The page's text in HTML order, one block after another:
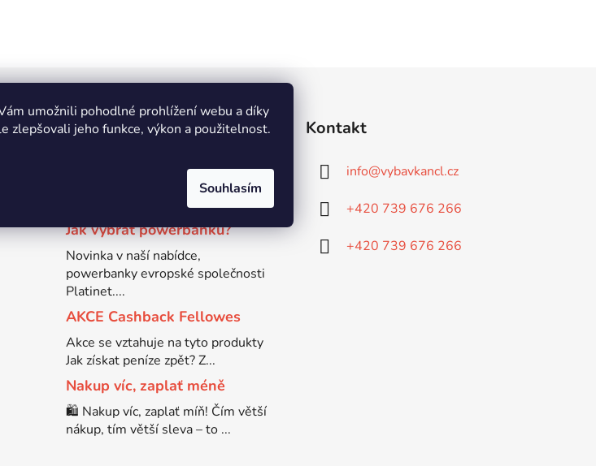
umožnili pohodlné prohlížení webu a díky
zlepšovali jeho funkce, výkon a použitelnost.
Souhlasím
Novinky
🏆 Tradice více než 24 let Již více
než 24 let působíme na trhu a...
Jak vybrat powerbanku?
Novinka v naší nabídce,
powerbanky evropské společnosti
Platinet....
AKCE Cashback Fellowes
Akce se vztahuje na tyto produkty
Jak získat peníze zpět? Z...
Nakup víc, zaplať méně
🛍️ Nakup víc, zaplať míň! Čím větší
nákup, tím větší sleva – to ...
Kontakt
info@vybavkancl.cz
+420 739 676 266
+420 739 676 266